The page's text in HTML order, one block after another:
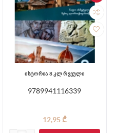
ისტორია 8 კლ რვეული
9789941116339
12,95 ₾